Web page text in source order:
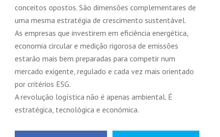
conceitos opostos. São dimensões complementares de
uma mesma estratégia de crescimento sustentável.
As empresas que investirem em eficiência energética,
economia circular e medição rigorosa de emissões
estarão mais bem preparadas para competir num
mercado exigente, regulado e cada vez mais orientado
por critérios ESG.
A revolução logística não é apenas ambiental. É
estratégica, tecnológica e económica.